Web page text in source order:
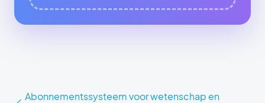
Abonnementssysteem voor wetenschap en